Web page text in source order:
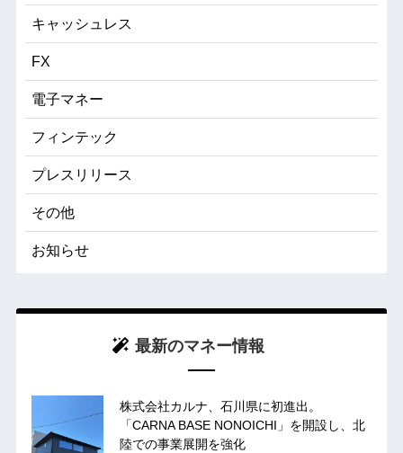
キャッシュレス
FX
電子マネー
フィンテック
プレスリリース
その他
お知らせ
最新のマネー情報
株式会社カルナ、石川県に初進出。
「CARNA BASE NONOICHI」を開設し、北
陸での事業展開を強化